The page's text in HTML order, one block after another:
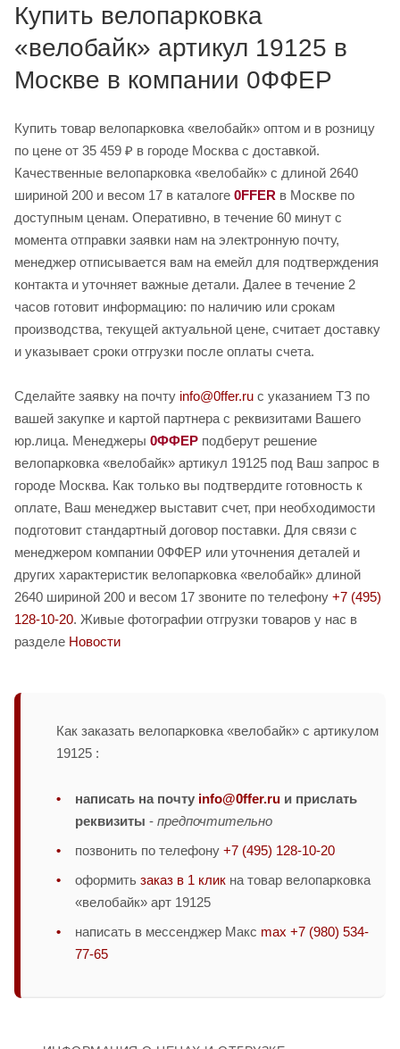
Купить велопарковка
«велобайк» артикул 19125 в
Москве в компании 0ФФЕР
Купить товар велопарковка «велобайк» оптом и в розницу
по цене от 35 459 ₽ в городе Москва с доставкой.
Качественные велопарковка «велобайк» с длиной 2640
шириной 200 и весом 17 в каталоге 0FFER в Москве по
доступным ценам. Оперативно, в течение 60 минут с
момента отправки заявки нам на электронную почту,
менеджер отписывается вам на емейл для подтверждения
контакта и уточняет важные детали. Далее в течение 2
часов готовит информацию: по наличию или срокам
производства, текущей актуальной цене, считает доставку
и указывает сроки отгрузки после оплаты счета.
Сделайте заявку на почту info@0ffer.ru с указанием ТЗ по
вашей закупке и картой партнера с реквизитами Вашего
юр.лица. Менеджеры 0ФФЕР подберут решение
велопарковка «велобайк» артикул 19125 под Ваш запрос в
городе Москва. Как только вы подтвердите готовность к
оплате, Ваш менеджер выставит счет, при необходимости
подготовит стандартный договор поставки. Для связи с
менеджером компании 0ФФЕР или уточнения деталей и
других характеристик велопарковка «велобайк» длиной
2640 шириной 200 и весом 17 звоните по телефону +7 (495)
128-10-20. Живые фотографии отгрузки товаров у нас в
разделе Новости
Как заказать велопарковка «велобайк» с артикулом
19125 :
написать на почту info@0ffer.ru и прислать
реквизиты - предпочтительно
позвонить по телефону +7 (495) 128-10-20
оформить заказ в 1 клик на товар велопарковка
«велобайк» арт 19125
написать в мессенджер Макс max +7 (980) 534-
77-65